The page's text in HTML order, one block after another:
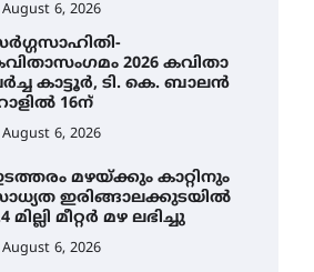
August 6, 2026
2026 കവിതാ
കാട്ടൂർ, ടി. കെ. ബാലൻ
16ന്
August 6, 2026
മഴയ്ക്കും കാറ്റിനും
ഇരിങ്ങാലക്കുടയിൽ
മില്ലി മീറ്റർ മഴ ലഭിച്ചു
August 6, 2026